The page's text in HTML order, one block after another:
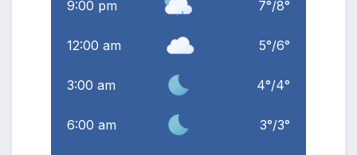
9:00 pm 7°/8°
12:00 am 5°/6°
3:00 am 4°/4°
6:00 am 3°/3°